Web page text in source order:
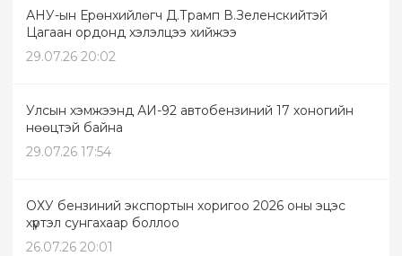
АНУ-ын Ерөнхийлөгч Д.Трамп В.Зеленскийтэй
Цагаан ордонд хэлэлцээ хийжээ
29.07.26 20:02
Улсын хэмжээнд АИ-92 автобензиний 17 хоногийн
нөөцтэй байна
29.07.26 17:54
ОХУ бензиний экспортын хоригоо 2026 оны эцэс
хүртэл сунгахаар боллоо
26.07.26 20:01